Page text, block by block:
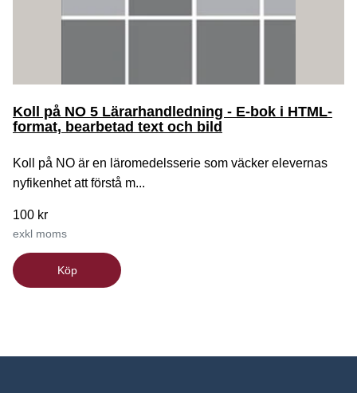
Koll på NO 5 Lärarhandledning - E-bok i HTML-
format, bearbetad text och bild
Koll på NO är en läromedelsserie som väcker elevernas
nyfikenhet att förstå m...
100 kr
exkl moms
Köp